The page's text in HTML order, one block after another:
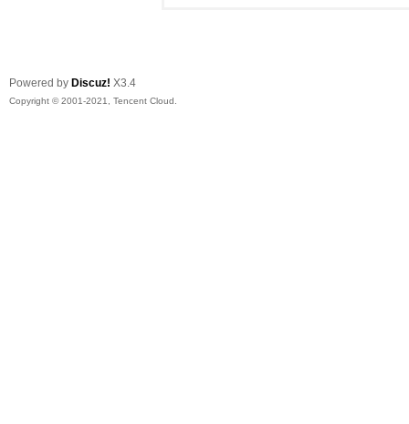
Powered by Discuz! X3.4
Copyright © 2001-2021, Tencent Cloud.